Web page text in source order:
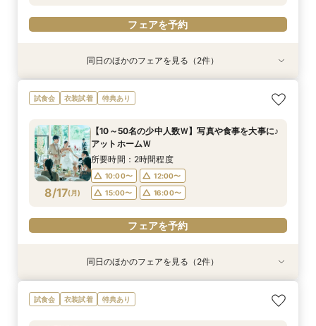
フェアを予約
衣装試着 特典あり
8/16(日)
＼神前式をご検討のお二人へ／各神社式＆リアン
神殿見学×和装試着＆人気食べ比べ試食
11:30〜
フェアを予約
衣装試着 特典あり
8/16(日)
人気No,1 ＼初めて見学がおトク★／豪華コース
試食×30,000円GIFT付相談会
10:00〜
12:00〜
15:00〜
16:00〜
同日のほかのフェアを見る（2件）
試食会 衣装試着 特典あり
8/17(月)
【10～50名の少中人数Ｗ】写真や食事を大事に♪
アットホームＷ
所要時間：2時間程度
10:00〜
12:00〜
15:00〜
16:00〜
フェアを予約
衣装試着 特典あり
＼神前式をご検討のお二人へ／各神社式＆リアン
神殿見学×和装試着＆人気食べ比べ試食
衣装試着 特典あり
人気No,1 ＼初めて見学がおトク★／豪華コース
試食×30,000円GIFT付相談会
同日のほかのフェアを見る（2件）
試食会 衣装試着 特典あり